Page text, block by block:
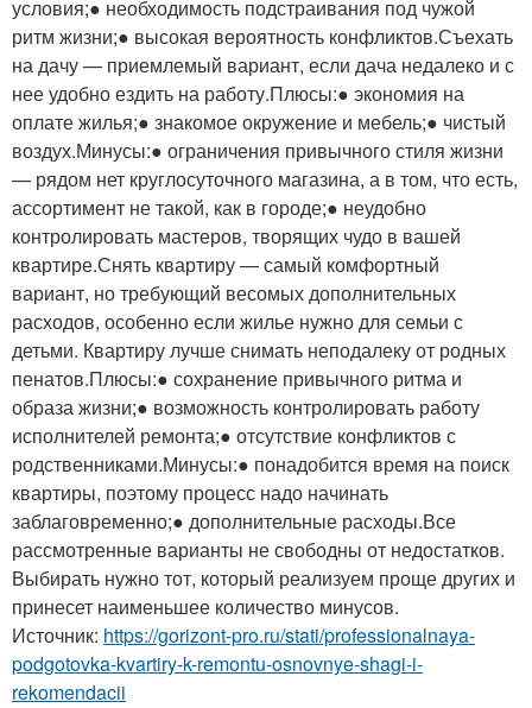
условия;● необходимость подстраивания под чужой
ритм жизни;● высокая вероятность конфликтов.Съехать
на дачу — приемлемый вариант, если дача недалеко и с
нее удобно ездить на работу.Плюсы:● экономия на
оплате жилья;● знакомое окружение и мебель;● чистый
воздух.Минусы:● ограничения привычного стиля жизни
— рядом нет круглосуточного магазина, а в том, что есть,
ассортимент не такой, как в городе;● неудобно
контролировать мастеров, творящих чудо в вашей
квартире.Снять квартиру — самый комфортный
вариант, но требующий весомых дополнительных
расходов, особенно если жилье нужно для семьи с
детьми. Квартиру лучше снимать неподалеку от родных
пенатов.Плюсы:● сохранение привычного ритма и
образа жизни;● возможность контролировать работу
исполнителей ремонта;● отсутствие конфликтов с
родственниками.Минусы:● понадобится время на поиск
квартиры, поэтому процесс надо начинать
заблаговременно;● дополнительные расходы.Все
рассмотренные варианты не свободны от недостатков.
Выбирать нужно тот, который реализуем проще других и
принесет наименьшее количество минусов.
Источник: https://gorizont-pro.ru/stati/professionalnaya-
podgotovka-kvartiry-k-remontu-osnovnye-shagi-i-
rekomendacii